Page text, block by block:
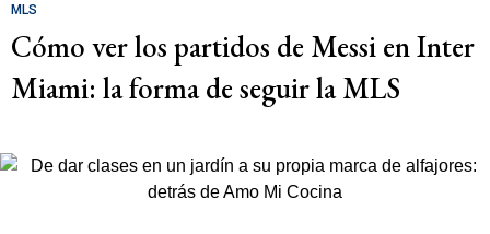
MLS
Cómo ver los partidos de Messi en Inter
Miami: la forma de seguir la MLS